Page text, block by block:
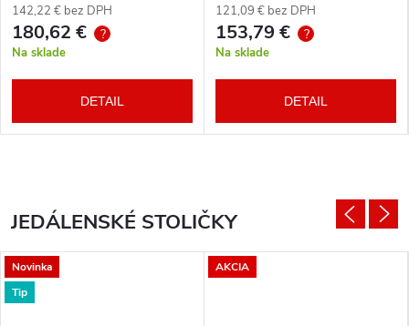
142,22 € bez DPH
180,62 € ?
Na sklade
DETAIL
121,09 € bez DPH
153,79 € ?
Na sklade
DETAIL
JEDÁLENSKÉ STOLIČKY
Novinka
Tip
AKCIA